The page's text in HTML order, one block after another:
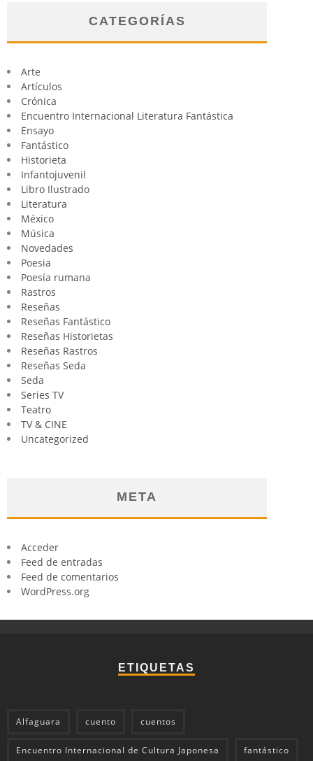
CATEGORÍAS
Arte
Artículos
Crónica
Encuentro Internacional Literatura Fantástica
Ensayo
Fantástico
Historieta
Infantojuvenil
Libro Ilustrado
Literatura
México
Música
Novedades
Poesia
Poesía rumana
Rastros
Reseñas
Reseñas Fantástico
Reseñas Historietas
Reseñas Rastros
Reseñas Seda
Seda
Series TV
Teatro
TV & CINE
Uncategorized
META
Acceder
Feed de entradas
Feed de comentarios
WordPress.org
ETIQUETAS
Alfaguara cuento cuentos
Encuentro Internacional de Cultura Japonesa fantástico